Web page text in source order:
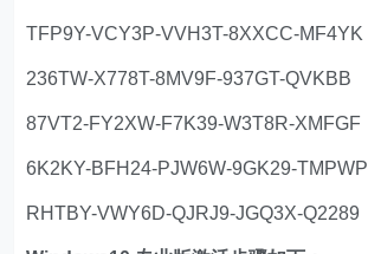
TFP9Y-VCY3P-VVH3T-8XXCC-MF4YK
236TW-X778T-8MV9F-937GT-QVKBB
87VT2-FY2XW-F7K39-W3T8R-XMFGF
6K2KY-BFH24-PJW6W-9GK29-TMPWP
RHTBY-VWY6D-QJRJ9-JGQ3X-Q2289